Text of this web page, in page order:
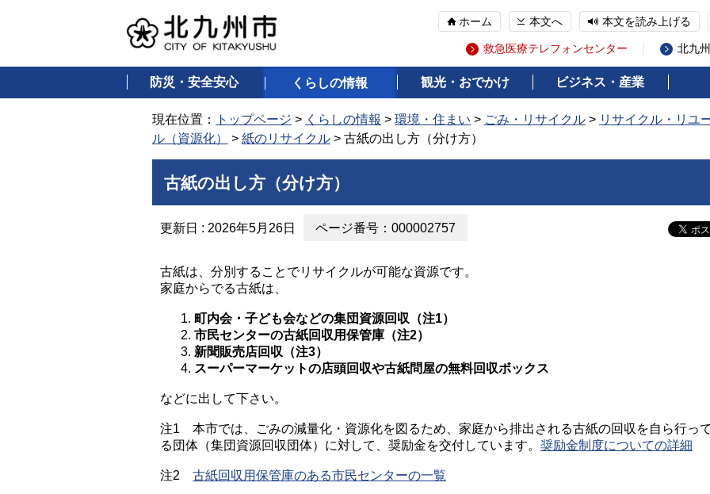
ホーム 本文へ 本文を読み上げる
救急医療テレフォンセンター 北九
防災・安全安心 くらしの情報 観光・おでかけ ビジネス・産業
現在位置： トップページ > くらしの情報 > 環境・住まい > ごみ・リサイクル > リサイクル・リユ
ル（資源化）
> 紙のリサイクル > 古紙の出し方（分け方）
古紙の出し方（分け方）
更新日 : 2026年5月26日 ページ番号：000002757
古紙は、分別することでリサイクルが可能な資源です。
家庭からでる古紙は、
町内会・子ども会などの集団資源回収（注1）
市民センターの古紙回収用保管庫（注2）
新聞販売店回収（注3）
スーパーマーケットの店頭回収や古紙問屋の無料回収ボックス
などに出して下さい。
注1 本市では、ごみの減量化・資源化を図るため、家庭から排出される古紙の回収を自ら行っ
る団体（集団資源回収団体）に対して、奨励金を交付しています。 奨励金制度についての詳細
注2 古紙回収用保管庫のある市民センターの一覧